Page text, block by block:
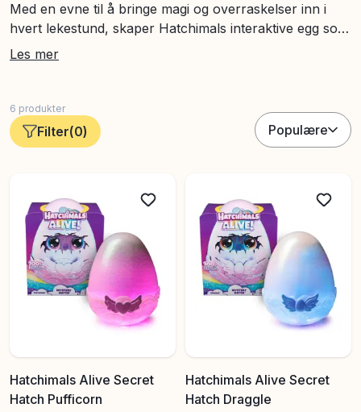
Med en evne til å bringe magi og overraskelser inn i
hvert lekestund, skaper Hatchimals interaktive egg som
klekkes til fargerike figurer, noe som inspirerer barns
fylt med glede og utforskertrang.
Les mer
Filter(0)
6 produkter
Populære
Hatchimals Alive Secret
Hatch Pufficorn
Hatchimals Alive Secret
Hatch Draggle